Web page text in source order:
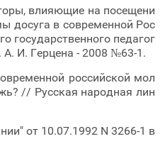
влияющие на посещени
досуга в современной Рос
государственного педагог
А. И. Герцена - 2008 №63-1.
российской мол
// Русская народная лин
от 10.07.1992 N 3266-1 в